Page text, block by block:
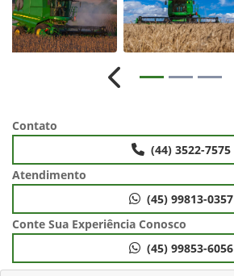
Anterior
Contato
(44) 3522-7575
Atendimento
(45) 99813-0357
Conte Sua Experiência Conosco
(45) 99853-6056